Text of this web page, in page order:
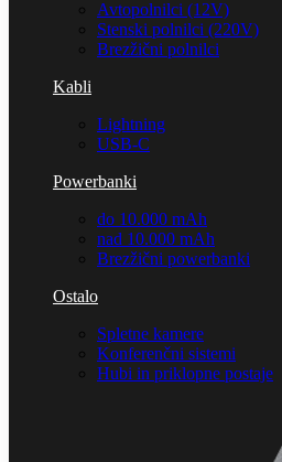
Avtopolnilci (12V)
Stenski polnilci (220V)
Brezžični polnilci
Kabli
Lightning
USB-C
Powerbanki
do 10.000 mAh
nad 10.000 mAh
Brezžični powerbanki
Ostalo
Spletne kamere
Konferenčni sistemi
Hubi in priklopne postaje